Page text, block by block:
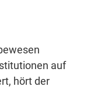
auf
hört der